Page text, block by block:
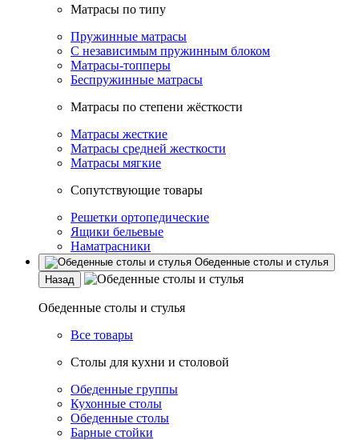
Матрасы по типу
Пружинные матрасы
С независимым пружинным блоком
Матрасы-топперы
Беспружинные матрасы
Матрасы по степени жёсткости
Матрасы жесткие
Матрасы средней жесткости
Матрасы мягкие
Сопутствующие товары
Решетки ортопедические
Ящики бельевые
Наматрасники
Обеденные столы и стулья
Назад
Обеденные столы и стулья
Все товары
Столы для кухни и столовой
Обеденные группы
Кухонные столы
Обеденные столы
Барные стойки